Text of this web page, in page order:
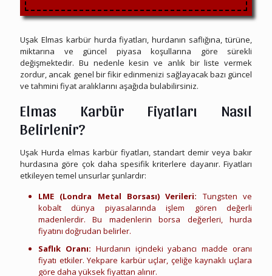
Uşak Elmas karbür hurda fiyatları, hurdanın saflığına, türüne,
miktarına ve güncel piyasa koşullarına göre sürekli
değişmektedir. Bu nedenle kesin ve anlık bir liste vermek
zordur, ancak genel bir fikir edinmenizi sağlayacak bazı güncel
ve tahmini fiyat aralıklarını aşağıda bulabilirsiniz.
Elmas Karbür Fiyatları Nasıl
Belirlenir?
Uşak Hurda elmas karbür fiyatları, standart demir veya bakır
hurdasına göre çok daha spesifik kriterlere dayanır. Fiyatları
etkileyen temel unsurlar şunlardır:
LME (Londra Metal Borsası) Verileri: Tungsten ve
kobalt dünya piyasalarında işlem gören değerli
madenlerdir. Bu madenlerin borsa değerleri, hurda
fiyatını doğrudan belirler.
Saflık Oranı: Hurdanın içindeki yabancı madde oranı
fiyatı etkiler. Yekpare karbür uçlar, çeliğe kaynaklı uçlara
göre daha yüksek fiyattan alınır.